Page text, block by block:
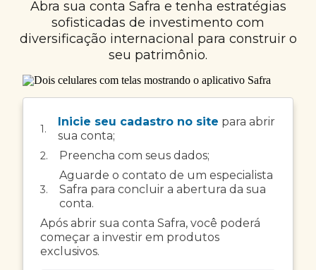
Abra sua conta Safra e tenha estratégias
sofisticadas de investimento com
diversificação internacional para construir o
seu patrimônio.
1.
Inicie seu cadastro no site para abrir
sua conta;
2. Preencha com seus dados;
3.
Aguarde o contato de um especialista
Safra para concluir a abertura da sua
conta.
Após abrir sua conta Safra, você poderá
começar a investir em produtos
exclusivos.